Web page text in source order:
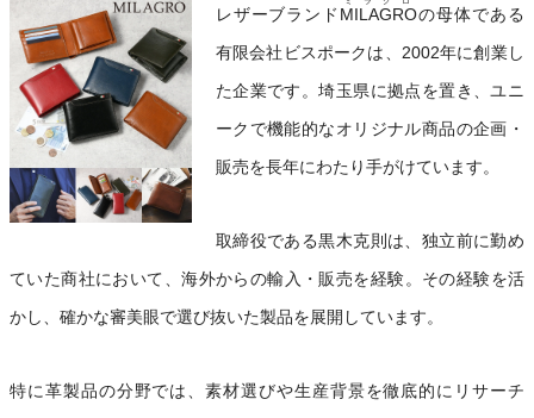
レザーブランド MILAGROの母体である
有限会社ビスポークは、2002年に創業し
た企業です。埼玉県に拠点を置き、ユニ
ークで機能的なオリジナル商品の企画・
販売を長年にわたり手がけています。
取締役である黒木克則は、独立前に勤め
ていた商社において、海外からの輸入・販売を経験。その経験を活
かし、確かな審美眼で選び抜いた製品を展開しています。
特に革製品の分野では、素材選びや生産背景を徹底的にリサーチ